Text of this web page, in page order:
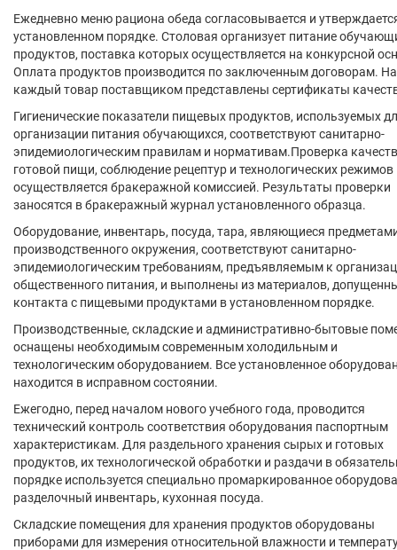
Ежедневно меню рациона обеда согласовывается и
установленном порядке. Столовая организует питание
продуктов, поставка которых осуществляется на конкурсной
Оплата продуктов производится по заключенным договорам. На
каждый товар поставщиком представлены сертификаты
Гигиенические показатели пищевых продуктов, используемых
организации питания обучающихся, соответствуют санитарно-
эпидемиологическим правилам и нормативам.Проверка
готовой пищи, соблюдение рецептур и технологических режимов
осуществляется бракеражной комиссией. Результаты проверки
заносятся в бракеражный журнал установленного образца.
Оборудование, инвентарь, посуда, тара, являющиеся
производственного окружения, соответствуют санитарно-
эпидемиологическим требованиям, предъявляемым к
общественного питания, и выполнены из материалов,
контакта с пищевыми продуктами в установленном порядке.
Производственные, складские и административно-бытовые
оснащены необходимым современным холодильным и
технологическим оборудованием. Все установленное
находится в исправном состоянии.
Ежегодно, перед началом нового учебного года, проводится
технический контроль соответствия оборудования паспортным
характеристикам. Для раздельного хранения сырых и готовых
продуктов, их технологической обработки и раздачи в
порядке используется специально промаркированное
разделочный инвентарь, кухонная посуда.
Складские помещения для хранения продуктов оборудованы
приборами для измерения относительной влажности и